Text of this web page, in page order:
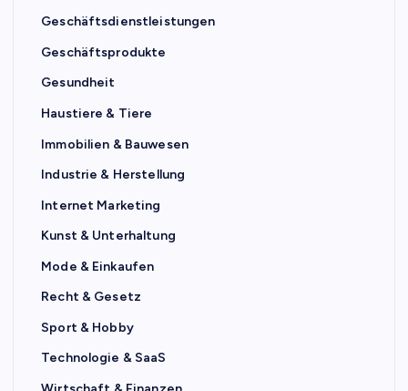
Geschäftsdienstleistungen
Geschäftsprodukte
Gesundheit
Haustiere & Tiere
Immobilien & Bauwesen
Industrie & Herstellung
Internet Marketing
Kunst & Unterhaltung
Mode & Einkaufen
Recht & Gesetz
Sport & Hobby
Technologie & SaaS